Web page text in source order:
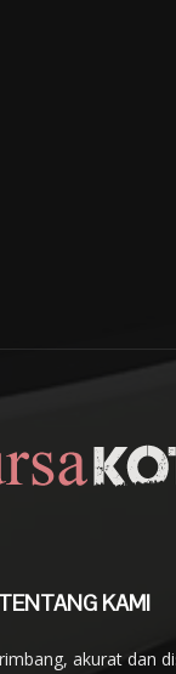
TENTANG KAMI
akurat dan